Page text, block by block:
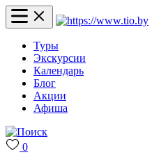
Туры
Экскурсии
Календарь
Блог
Акции
Афиша
0